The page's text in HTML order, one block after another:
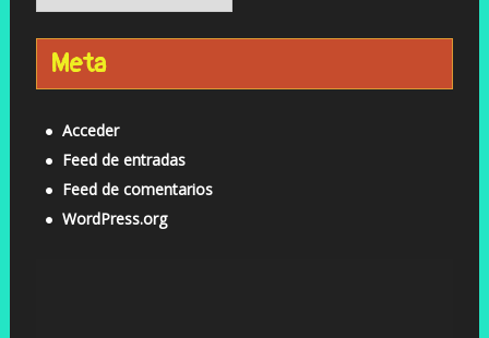
Meta
Acceder
Feed de entradas
Feed de comentarios
WordPress.org